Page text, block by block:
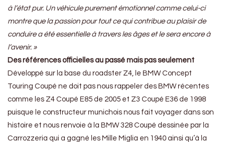
à l’état pur. Un véhicule purement émotionnel comme celui-ci
montre que la passion pour tout ce qui contribue au plaisir de
conduire a été essentielle à travers les âges et le sera encore à
l’avenir. »
Des références officielles au passé mais pas seulement
Développé sur la base du roadster Z4, le BMW Concept
Touring Coupé ne doit pas nous rappeler des BMW récentes
comme les Z4 Coupé E85 de 2005 et Z3 Coupé E36 de 1998
puisque le constructeur munichois nous fait voyager dans son
histoire et nous renvoie à la BMW 328 Coupé dessinée par la
Carrozzeria qui a gagné les Mille Miglia en 1940 ainsi qu’à la